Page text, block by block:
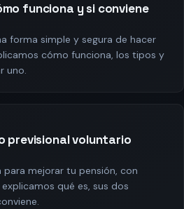
funciona y si conviene
forma simple y segura de hacer
cómo funciona, los tipos y
uno.
previsional voluntario
para mejorar tu pensión, con
qué es, sus dos